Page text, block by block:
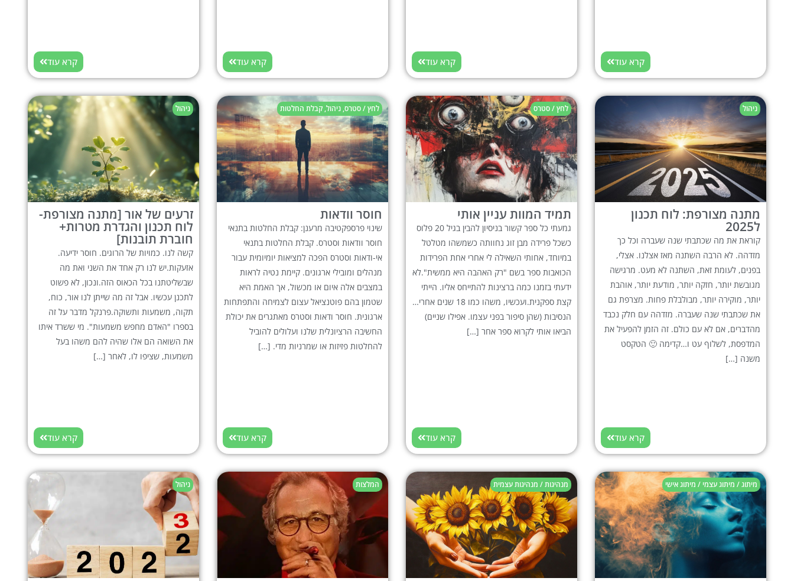
קרא עוד קרא עוד קרא עוד קרא עוד
ניהול
מתנה מצורפת: לוח תכנון
ל2025
קוראת את מה שכתבתי שנה שעברה וכל כך
מזדהה. לא הרבה השתנה מאז אצלנו. אצלי,
בפנים, לעומת זאת, השתנה לא מעט. מרגישה
מגובשת יותר, חזקה יותר, מודעת יותר, אוהבת
יותר, מוקירה יותר, מבולבלת פחות. מצרפת גם
את שכתבתי שנה שעברה. מזדהה עם חלק נכבד
מהדברים, אם לא עם כולם. זה הזמן להפעיל את
המדפסת, לשלוף עט ו…קדימה 🙂 הטקסט
משנה […]
קרא עוד
לחץ / סטרס
תמיד המוות עניין אותי
גמעתי כל ספר קשור בניסיון להבין בגיל 20 פלוס
כשכל פרידה מבן זוג נחוותה כשמשהו מטלטל
במיוחד, אחותי השאילה לי אחרי אחת הפרידות
הכואבות ספר בשם "רק האהבה היא ממשית".לא
ידעתי בזמנו כמה ברצינות להתייחס אליו. הייתי
קצת ספקנית.ועכשיו, משהו כמו 18 שנים אחרי…
הנסיבות (שהן סיפור בפני עצמו. אפילו שניים)
הביאו אותי לקרוא ספר אחר […]
קרא עוד
לחץ / סטרס, ניהול, קבלת החלטות
חוסר וודאות
שינוי פרספקטיבה מרענן: קבלת החלטות בתנאי
חוסר וודאות וסטרס. קבלת החלטות בתנאי
אי-ודאות וסטרס הפכה למציאות יומיומית עבור
מנהלים ומובילי ארגונים. קיימת נטיה לראות
במצבים אלה איום או מכשול, אך האמת היא
שטמון בהם פוטנציאל עצום לצמיחה והתפתחות
ארגונית. חוסר ודאות וסטרס מאתגרים את יכולת
החשיבה הרציונלית שלנו ועלולים להוביל
להחלטות פזיזות או שמרניות מדי. […]
קרא עוד
ניהול
זרעים של אור [מתנה מצורפת-
לוח תכנון והגדרת מטרות+
חוברת תובנות]
קשה לנו. כמויות של הרוגים. חוסר ידיעה.
אזעקות.יש לנו רק אחד את השני ואת מה
שבשליטתנו בכל הכאוס הזה.ונכון, לא פשוט
לתכנן עכשיו. אבל זה מה שייתן לנו אור, כוח,
תקוה, משמעות ותשוקה.פרנקל מדבר על זה
בספרו "האדם מחפש משמעות". מי ששרד איתו
את השואה הם אלו שהיה להם משהו בעל
משמעות, שציפו לו, לאחר […]
קרא עוד
מיתוג / מיתוג עצמי / מיתוג אישי מנהיגות / מנהיגות עצמית המלצות ניהול